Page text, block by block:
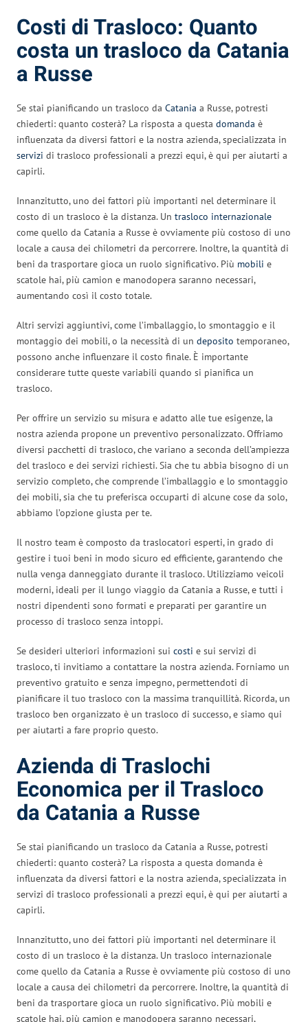
Costi di Trasloco: Quanto
costa un trasloco da Catania
a Russe
Se stai pianificando un trasloco da Catania a Russe, potresti
chiederti: quanto costerà? La risposta a questa domanda è
influenzata da diversi fattori e la nostra azienda, specializzata in
servizi di trasloco professionali a prezzi equi, è qui per aiutarti a
capirli.
Innanzitutto, uno dei fattori più importanti nel determinare il
costo di un trasloco è la distanza. Un trasloco internazionale
come quello da Catania a Russe è ovviamente più costoso di uno
locale a causa dei chilometri da percorrere. Inoltre, la quantità di
beni da trasportare gioca un ruolo significativo. Più mobili e
scatole hai, più camion e manodopera saranno necessari,
aumentando così il costo totale.
Altri servizi aggiuntivi, come l’imballaggio, lo smontaggio e il
montaggio dei mobili, o la necessità di un deposito temporaneo,
possono anche influenzare il costo finale. È importante
considerare tutte queste variabili quando si pianifica un
trasloco.
Per offrire un servizio su misura e adatto alle tue esigenze, la
nostra azienda propone un preventivo personalizzato. Offriamo
diversi pacchetti di trasloco, che variano a seconda dell’ampiezza
del trasloco e dei servizi richiesti. Sia che tu abbia bisogno di un
servizio completo, che comprende l’imballaggio e lo smontaggio
dei mobili, sia che tu preferisca occuparti di alcune cose da solo,
abbiamo l’opzione giusta per te.
Il nostro team è composto da traslocatori esperti, in grado di
gestire i tuoi beni in modo sicuro ed efficiente, garantendo che
nulla venga danneggiato durante il trasloco. Utilizziamo veicoli
moderni, ideali per il lungo viaggio da Catania a Russe, e tutti i
nostri dipendenti sono formati e preparati per garantire un
processo di trasloco senza intoppi.
Se desideri ulteriori informazioni sui costi e sui servizi di
trasloco, ti invitiamo a contattare la nostra azienda. Forniamo un
preventivo gratuito e senza impegno, permettendoti di
pianificare il tuo trasloco con la massima tranquillità. Ricorda, un
trasloco ben organizzato è un trasloco di successo, e siamo qui
per aiutarti a fare proprio questo.
Azienda di Traslochi
Economica per il Trasloco
da Catania a Russe
Se stai pianificando un trasloco da Catania a Russe, potresti
chiederti: quanto costerà? La risposta a questa domanda è
influenzata da diversi fattori e la nostra azienda, specializzata in
servizi di trasloco professionali a prezzi equi, è qui per aiutarti a
capirli.
Innanzitutto, uno dei fattori più importanti nel determinare il
costo di un trasloco è la distanza. Un trasloco internazionale
come quello da Catania a Russe è ovviamente più costoso di uno
locale a causa dei chilometri da percorrere. Inoltre, la quantità di
beni da trasportare gioca un ruolo significativo. Più mobili e
scatole hai, più camion e manodopera saranno necessari,